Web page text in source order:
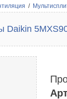
/
Daikin